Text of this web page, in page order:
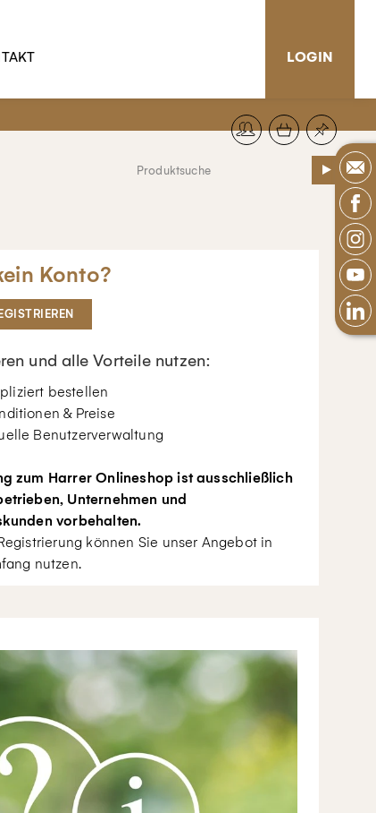
LOGIN
Konto?
und alle Vorteile nutzen:
bestellen
& Preise
Benutzerverwaltung
zum Harrer Onlineshop ist ausschließlich
Unternehmen und
vorbehalten.
können Sie unser Angebot in
nutzen.